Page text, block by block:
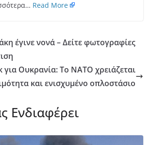
Read More
έγινε νονά – Δείτε φωτογραφίες
για Ουκρανία: Το ΝΑΤΟ χρειάζεται
και ενισχυμένο οπλοστάσιο
Ενδιαφέρει